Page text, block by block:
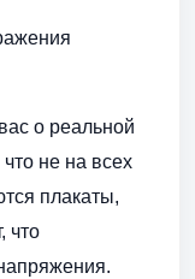
о реальной
не на всех
плакаты,
что